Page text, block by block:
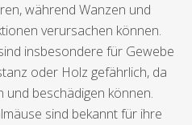
während Wanzen und
verursachen können.
insbesondere für Gewebe
oder Holz gefährlich, da
beschädigen können.
sind bekannt für ihre